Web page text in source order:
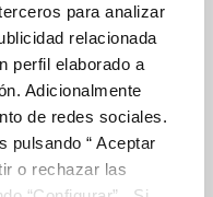
para analizar
relacionada
perfil elaborado a
Adicionalmente
de redes sociales.
pulsando “ Aceptar
o rechazar las